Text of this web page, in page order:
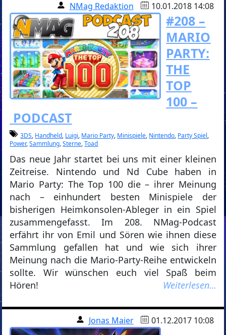
NMag Redaktion 10.01.2018 14:08
#208 –
MARIO
PARTY:
THE
TOP
100 –
PODCAST
3DS, Handheld, Luigi, Mario Party, Minispiele, Nintendo, Party Spiel,
Power,Sammlung,Sterne,Toad
Das neue Jahr startet bei uns mit einer kleinen
Zeitreise. Nintendo und Nd Cube haben in
Mario Party: The Top 100 die – ihrer Meinung
nach – einhundert besten Minispiele der
bisherigen Heimkonsolen-Ableger in ein Spiel
zusammengefasst. Im 208. NMag-Podcast
erfährt ihr von Emil und Sören wie ihnen diese
Sammlung gefallen hat und wie sich ihrer
Meinung nach die Mario-Party-Reihe entwickeln
sollte. Wir wünschen euch viel Spaß beim
Hören!
Weiterlesen…
Jonas Maier 01.12.2017 10:08